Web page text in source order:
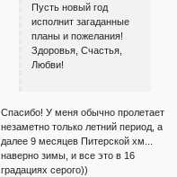
Пусть новый год
исполнит загаданные
планы и пожелания!
Здоровья, Счастья,
Любви!
Спасибо! У меня обычно пролетает
незаметно только летний период, а
далее 9 месяцев Питерской хм...
наверно зимы, и все это в 16
градациях серого))